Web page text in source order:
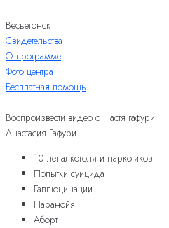
Весьегонск
Свидетельства
О программе
Фото центра
Бесплатная помощь
Воспроизвести видео о Настя гафури
Анастасия Гафури
10 лет алкоголя и наркотиков
Попытки суицида
Галлюцинации
Паранойя
Аборт